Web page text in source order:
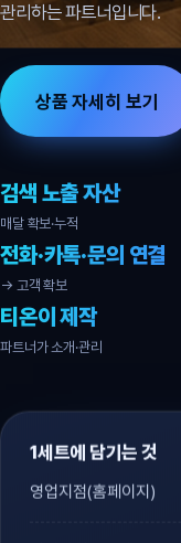
관리하는 파트너입니다.
상품 자세히 보기
검색 노출 자산
매달 확보·누적
전화·카톡·문의 연결
→ 고객 확보
티온이 제작
파트너가 소개·관리
1세트에 담기는 것
영업지점(홈페이지)